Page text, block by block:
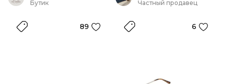
Бутик
89
Частный продавец
6